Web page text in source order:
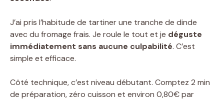
J’ai pris l’habitude de tartiner une tranche de dinde
avec du fromage frais. Je roule le tout et je déguste
immédiatement sans aucune culpabilité. C’est
simple et efficace.
Côté technique, c’est niveau débutant. Comptez 2 min
de préparation, zéro cuisson et environ 0,80€ par